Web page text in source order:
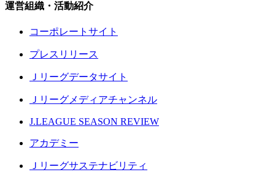
運営組織・活動紹介
コーポレートサイト
プレスリリース
Ｊリーグデータサイト
Ｊリーグメディアチャンネル
J.LEAGUE SEASON REVIEW
アカデミー
Ｊリーグサステナビリティ